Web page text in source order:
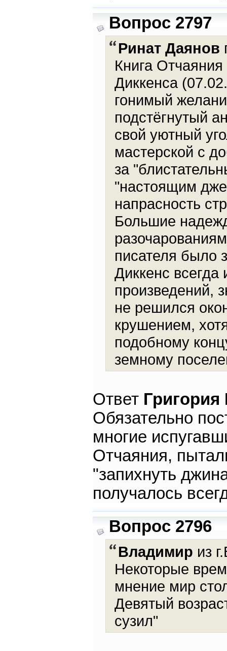
Вопрос 2797
Ринат Даянов
Книга
Диккенса
гонимый
подстёгнутый
свой уютный
мастерской с
за
"настоящим
напрасность
Большие
писателя было
Диккенс всегда
произведений,
не решился
крушением,
подобному
земному
Ответ
Обязательно
многие
Отчаяния,
"запихнуть
получалось
Вопрос 2796
Владимир из
Некоторые
мнение мир
Девятый
сузил"